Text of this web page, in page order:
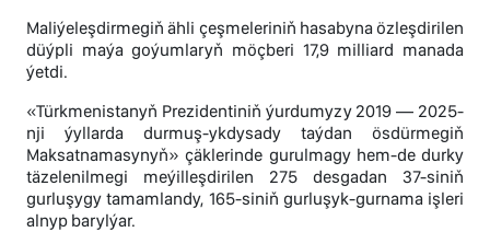
Maliýeleşdirmegiň ähli çeşmeleriniň hasabyna özleşdirilen
düýpli maýa goýumlaryň möçberi 17,9 milliard manada
ýetdi.
«Türkmenistanyň Prezidentiniň ýurdumyzy 2019 — 2025-
nji ýyllarda durmuş-ykdysady taýdan ösdürmegiň
Maksatnamasynyň» çäklerinde gurulmagy hem-de durky
täzelenilmegi meýilleşdirilen 275 desgadan 37-siniň
gurluşygy tamamlandy, 165-siniň gurluşyk-gurnama işleri
alnyp barylýar.